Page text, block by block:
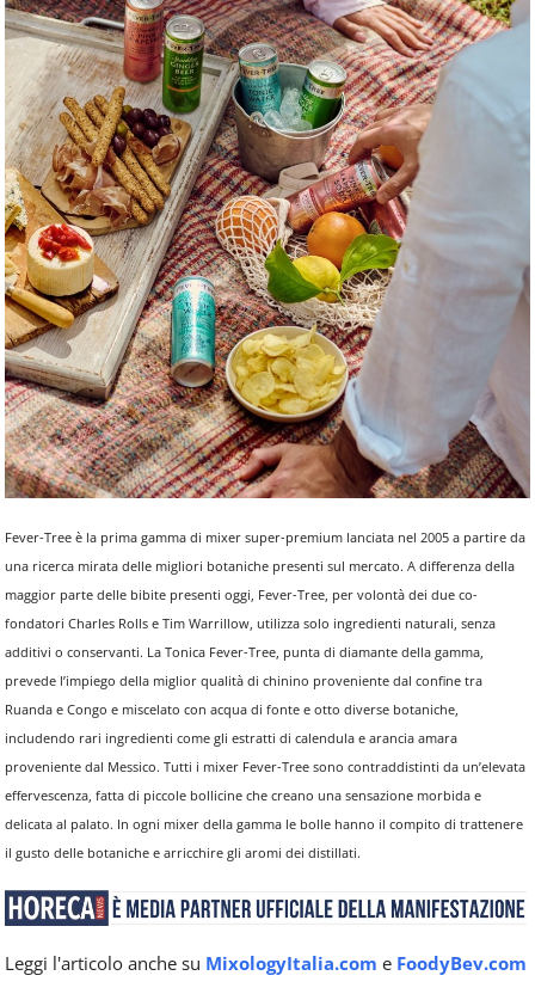
Fever-Tree è la prima gamma di mixer super-premium lanciata nel 2005 a partire da
una ricerca mirata delle migliori botaniche presenti sul mercato. A differenza della
maggior parte delle bibite presenti oggi, Fever-Tree, per volontà dei due co-
fondatori Charles Rolls e Tim Warrillow, utilizza solo ingredienti naturali, senza
additivi o conservanti. La Tonica Fever-Tree, punta di diamante della gamma,
prevede l’impiego della miglior qualità di chinino proveniente dal confine tra
Ruanda e Congo e miscelato con acqua di fonte e otto diverse botaniche,
includendo rari ingredienti come gli estratti di calendula e arancia amara
proveniente dal Messico. Tutti i mixer Fever-Tree sono contraddistinti da un’elevata
effervescenza, fatta di piccole bollicine che creano una sensazione morbida e
delicata al palato. In ogni mixer della gamma le bolle hanno il compito di trattenere
il gusto delle botaniche e arricchire gli aromi dei distillati.
Leggi l'articolo anche su MixologyItalia.com e FoodyBev.com